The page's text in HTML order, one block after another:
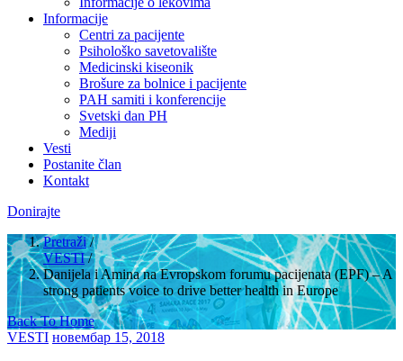
Informacije
Centri za pacijente
Psihološko savetovalište
Medicinski kiseonik
Brošure za bolnice i pacijente
PAH samiti i konferencije
Svetski dan PH
Mediji
Vesti
Postanite član
Kontakt
Donirajte
Pretraži/
VESTI/
Danijela i Amina na Evropskom forumu pacijenata (EPF) – A
strong patients voice to drive better health in Europe
Back To Home
VESTI новембар 15, 2018